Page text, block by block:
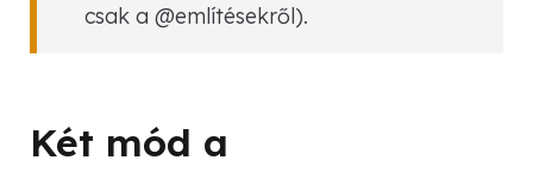
csak a @említésekről).
Két mód a